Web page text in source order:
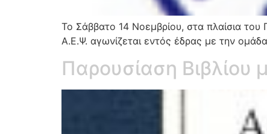
Το Σάββατο 14 Νοεμβρίου, στα πλαίσια
Α.Ε.Ψ. αγωνίζεται εντός έδρας με την
Παρουσίαση Βιβλίου